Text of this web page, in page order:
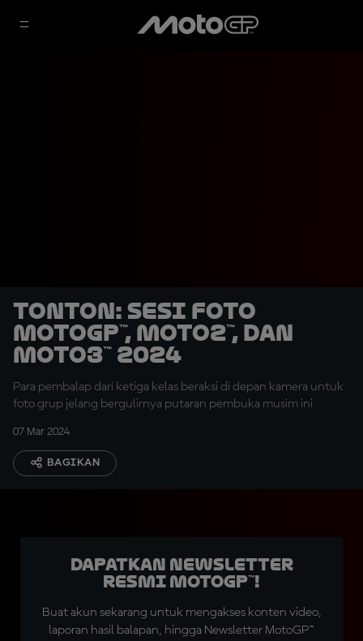
TONTON: Sesi Foto
MotoGP™, Moto2™, dan
Moto3™ 2024
Para pembalap dari ketiga kelas beraksi di depan kamera untuk
foto grup jelang bergulirnya putaran pembuka musim ini
07 Mar 2024
BAGIKAN
Dapatkan Newsletter
Resmi MotoGP™!
Buat akun sekarang untuk mengakses konten video,
laporan hasil balapan, hingga Newsletter MotoGP™